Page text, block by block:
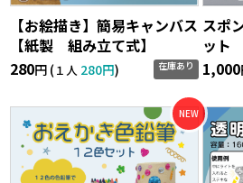
【お絵描き】簡易キャンバス
【紙製 組み立て式】
280円 (１人 280円) 在庫あり
スポ
ット
1,000